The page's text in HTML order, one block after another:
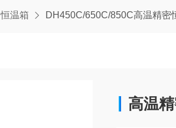
恒温箱 DH450C/650C/850C高温精密
高温